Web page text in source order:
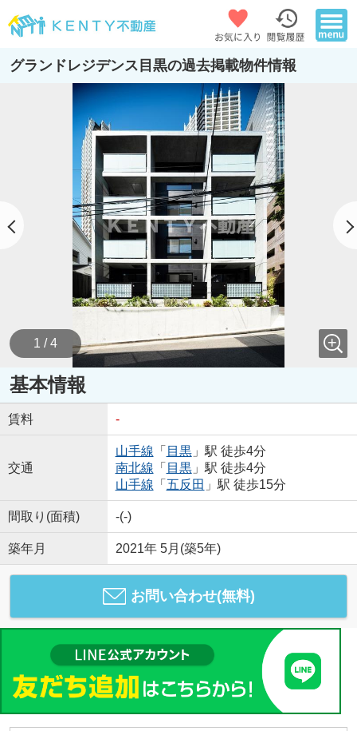
グランドレジデンス目黒の過去掲載物件情報
1 / 4
基本情報
賃料 -
交通
山手線 「 目黒」駅 徒歩4分
南北線 「 目黒」駅 徒歩4分
山手線 「 五反田 」駅 徒歩15分
間取り(面積) -(-)
築年月 2021年 5月(築5年)
お問い合わせ(無料)